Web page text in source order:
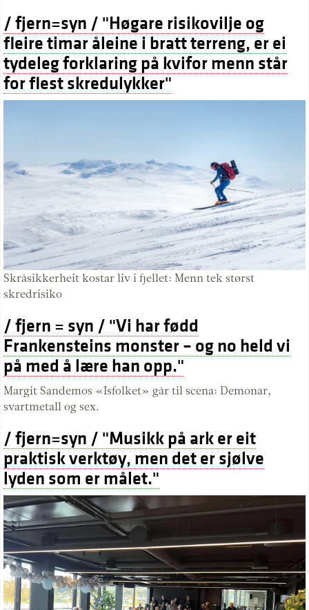
/ fjern=syn / "Høgare risikovilje og
fleire timar åleine i bratt terreng, er ei
tydeleg forklaring på kvifor menn står
for flest skredulykker"
Skråsikkerheit kostar liv i fjellet: Menn tek størst
skredrisiko
/ fjern = syn / "Vi har fødd
Frankensteins monster – og no held vi
på med å lære han opp."
Margit Sandemos «Isfolket» går til scena: Demonar,
svartmetall og sex.
/ fjern=syn / "Musikk på ark er eit
praktisk verktøy, men det er sjølve
lyden som er målet."